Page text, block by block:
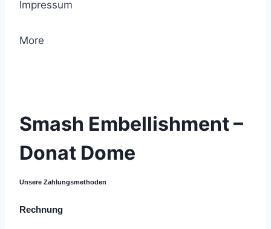
Impressum
More
Smash Embellishment –
Donat Dome
Unsere Zahlungsmethoden
Rechnung